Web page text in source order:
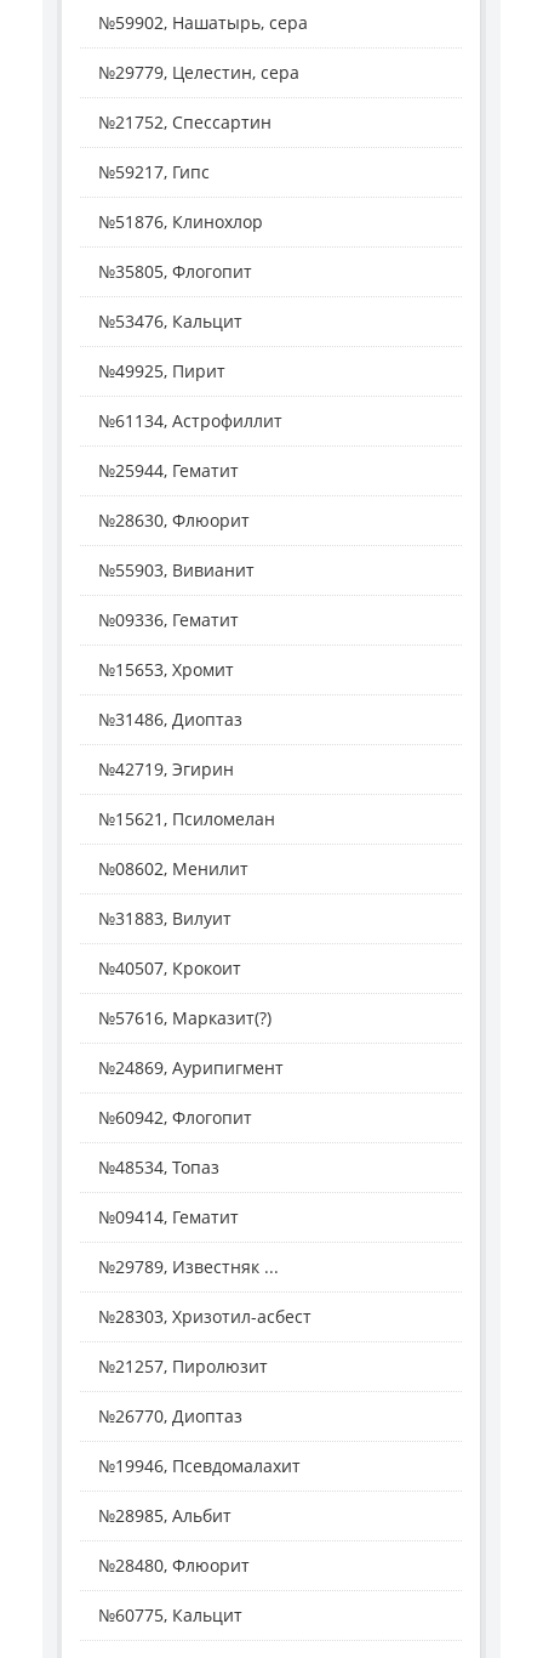
№59902, Нашатырь, сера
№29779, Целестин, сера
№21752, Спессартин
№59217, Гипс
№51876, Клинохлор
№35805, Флогопит
№53476, Кальцит
№49925, Пирит
№61134, Астрофиллит
№25944, Гематит
№28630, Флюорит
№55903, Вивианит
№09336, Гематит
№15653, Хромит
№31486, Диоптаз
№42719, Эгирин
№15621, Псиломелан
№08602, Менилит
№31883, Вилуит
№40507, Крокоит
№57616, Марказит(?)
№24869, Аурипигмент
№60942, Флогопит
№48534, Топаз
№09414, Гематит
№29789, Известняк ...
№28303, Хризотил-асбест
№21257, Пиролюзит
№26770, Диоптаз
№19946, Псевдомалахит
№28985, Альбит
№28480, Флюорит
№60775, Кальцит